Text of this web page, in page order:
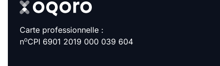
Carte professionnelle :
noCPI 6901 2019 000 039 604